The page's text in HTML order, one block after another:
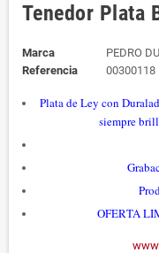
Tenedor Plata
Marca
PEDRO
Referencia
00300118
Plata de Ley con
siempre
OFERTA